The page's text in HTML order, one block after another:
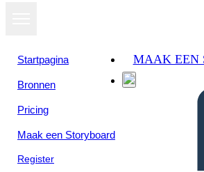
Startpagina
Bronnen
Pricing
Maak een Storyboard
Register
MAAK EEN